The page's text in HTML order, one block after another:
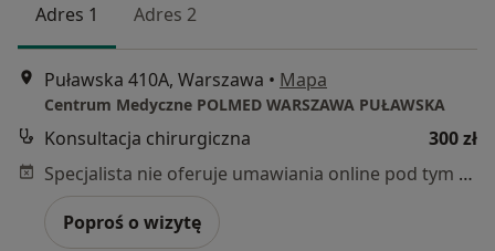
Adres 1 Adres 2
Puławska 410A, Warszawa • Mapa
Centrum Medyczne POLMED WARSZAWA PUŁAWSKA
Konsultacja chirurgiczna
300 zł
Specjalista nie oferuje umawiania online pod tym adresem.
Poproś o wizytę